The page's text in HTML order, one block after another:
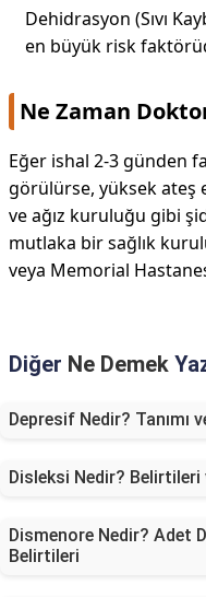
Dehidrasyon (Sıvı
en büyük risk
Ne Zaman
Eğer ishal 2-3 günden
görülürse, yüksek ateş
ve ağız kuruluğu gibi
mutlaka bir sağlık
veya Memorial
Diğer Ne Demek
Depresif Nedir? Tanımı
Disleksi Nedir?
Dismenore Nedir? Adet
Belirtileri